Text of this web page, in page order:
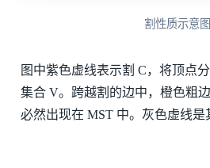
割性质示意图
图中紫色虚线表示割 C，将顶点
集合 V。跨越割的边中，橙色粗
必然出现在 MST 中。灰色虚线是